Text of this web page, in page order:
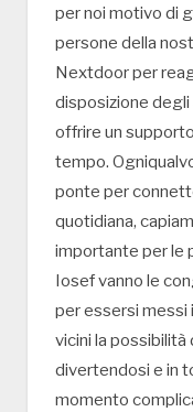
per noi motivo di
persone della
Nextdoor per
disposizione
offrire un
tempo.
ponte per
quotidiana,
importante per le
Iosef vanno le
per essersi messi
vicini la
divertendosi e in
momento